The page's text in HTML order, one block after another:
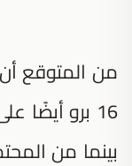
من المتوقع